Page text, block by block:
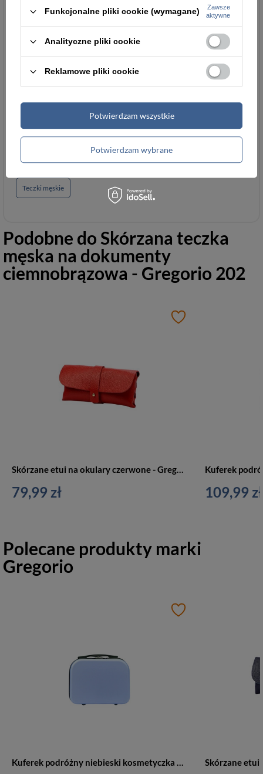
Wysokość
prześwitu w
centymetrach
5.00
Długość paska w
centymetrach
100.00
bezpieczeństwa
Parametry bezpieczeństwa
Teczki męskie
Podobne doSkórzana teczka
męska na dokumenty
ciemnobrązowa - Gregorio 202
Skórzane etui na okulary czerwone - Gregorio 1726
79,99 zł 109,99 zł
Polecane produkty marki
Gregorio
Kuferek podróżny niebieski kosmetyczka damska - Gregorio W3002 S14
Funkcjonalne pliki cookie (wymagane)
Zawsze
aktywne
Analityczne pliki cookie
Reklamowe pliki cookie
Potwierdzam wybrane
Potwierdzam wszystkie